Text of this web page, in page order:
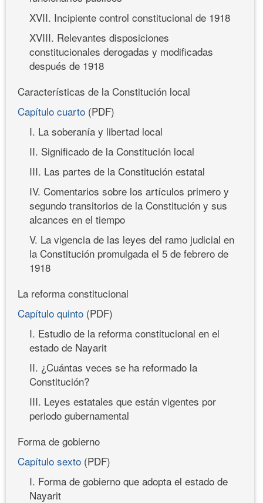
XVII. Incipiente control constitucional de 1918
XVIII. Relevantes disposiciones
constitucionales derogadas y modificadas
después de 1918
Características de la Constitución local
Capítulo cuarto (PDF)
I. La soberanía y libertad local
II. Significado de la Constitución local
III. Las partes de la Constitución estatal
IV. Comentarios sobre los artículos primero y
segundo transitorios de la Constitución y sus
alcances en el tiempo
V. La vigencia de las leyes del ramo judicial en
la Constitución promulgada el 5 de febrero de
1918
La reforma constitucional
Capítulo quinto (PDF)
I. Estudio de la reforma constitucional en el
estado de Nayarit
II. ¿Cuántas veces se ha reformado la
Constitución?
III. Leyes estatales que están vigentes por
periodo gubernamental
Forma de gobierno
Capítulo sexto (PDF)
I. Forma de gobierno que adopta el estado de
Nayarit